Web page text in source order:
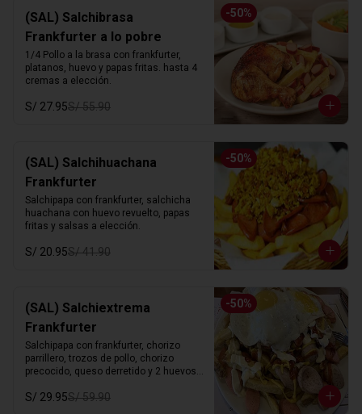
-50%
(SAL) Salchibrasa
Frankfurter a lo pobre
1/4 Pollo a la brasa con frankfurter,
platanos, huevo y papas fritas. hasta 4
cremas a elección.
S/ 27.95S/ 55.90
-50%
(SAL) Salchihuachana
Frankfurter
Salchipapa con frankfurter, salchicha
huachana con huevo revuelto, papas
fritas y salsas a elección.
S/ 20.95S/ 41.90
-50%
(SAL) Salchiextrema
Frankfurter
Salchipapa con frankfurter, chorizo
parrillero, trozos de pollo, chorizo
precocido, queso derretido y 2 huevos
S/ 29.95S/ 59.90